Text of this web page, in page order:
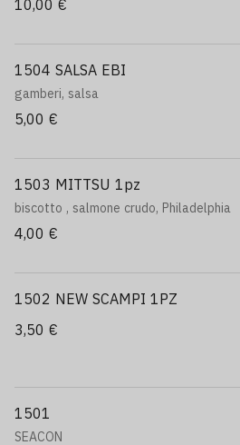
10,00 €
1504 SALSA EBI
gamberi, salsa
5,00 €
1503 MITTSU 1pz
biscotto , salmone crudo, Philadelphia
4,00 €
1502 NEW SCAMPI 1PZ
3,50 €
1501
SEACON